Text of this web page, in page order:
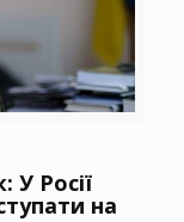
Росії
на